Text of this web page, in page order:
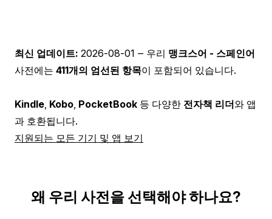
최신 업데이트: 2026-08-01 ‒ 우리 맹크스어 - 스페인어
사전에는 411개의 엄선된 항목이 포함되어 있습니다.
Kindle Kobo PocketBook 등 다양한 전자책 리더와 앱
과 호환됩니다.
지원되는 모든 기기 및 앱 보기
왜 우리 사전을 선택해야 하나요?